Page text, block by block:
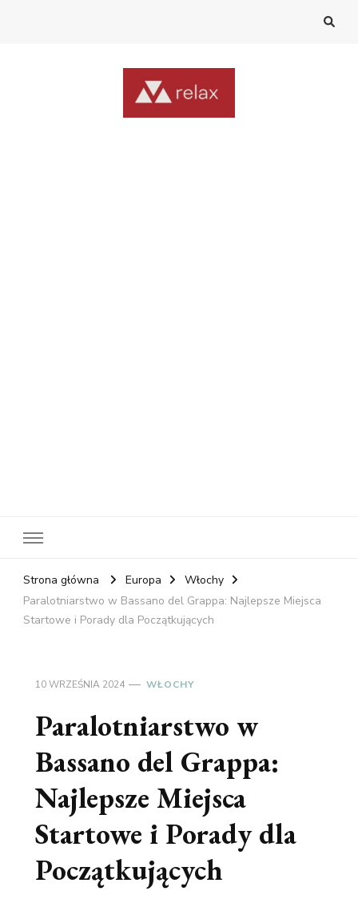
Strona główna Europa
Włochy
Paralotniarstwo w Bassano del Grappa: Najlepsze Miejsca
Startowe i Porady dla Początkujących
10 WRZEŚNIA 2024 WŁOCHY
Paralotniarstwo w
Bassano del Grappa:
Najlepsze Miejsca
Startowe i Porady dla
Początkujących